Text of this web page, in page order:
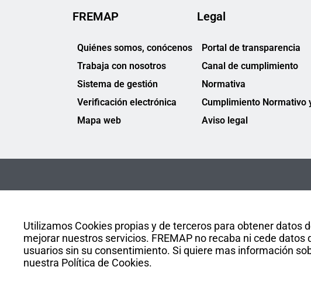
Utilizamos Cookies propias y de terceros para obtener datos
mejorar nuestros servicios. FREMAP no recaba ni cede datos
usuarios sin su consentimiento. Si quiere mas información
nuestra Política de Cookies.
FREMAP
Quiénes somos, conócenos
Trabaja con nosotros
Sistema de gestión
Verificación electrónica
Mapa web
Legal
Portal de transparencia
Canal de cumplimiento
Normativa
Cumplimiento Normativo
Aviso legal